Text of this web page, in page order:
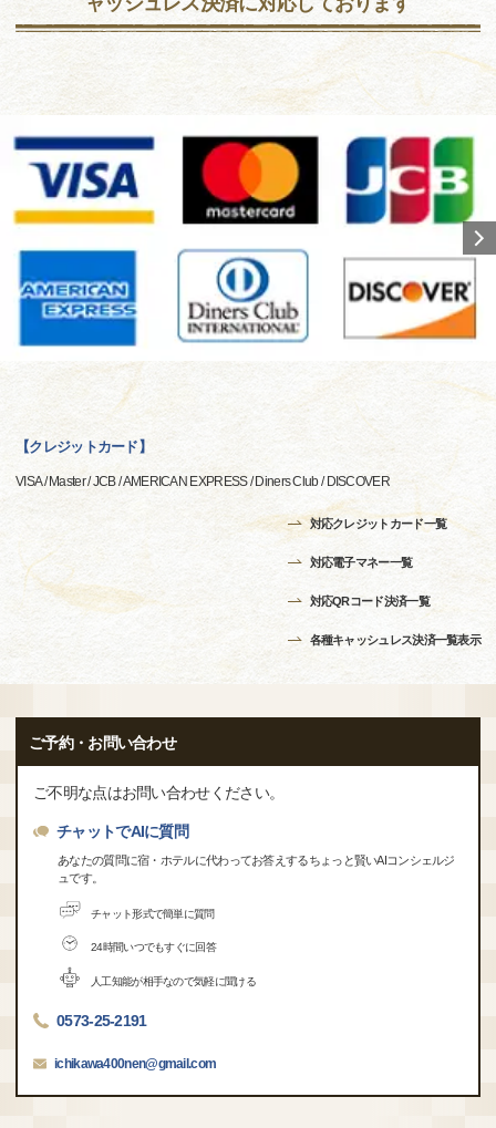
【クレジットカード】
VISA / Master / JCB / AMERICAN EXPRESS / Diners Club / DISCOVER
対応クレジットカード一覧
対応電子マネー一覧
対応QRコード決済一覧
各種キャッシュレス決済一覧表示
ご予約・お問い合わせ
ご不明な点はお問い合わせください。
チャットでAIに質問
あなたの質問に宿・ホテルに代わってお答えするちょっと賢いAIコンシェルジ
ュです。
チャット形式で簡単に質問
24時間いつでもすぐに回答
人工知能が相手なので気軽に聞ける
0573-25-2191
ichikawa400nen@gmail.com